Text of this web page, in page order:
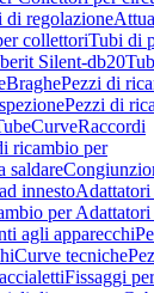
di regolazione
collettoriTubi di
Silent-db20
BraghePezzi di
Pezzi di
CurveRaccordi
ricambio per
saldare
innesto
per
agli apparecchi
Curve tecniche
Fissaggi per